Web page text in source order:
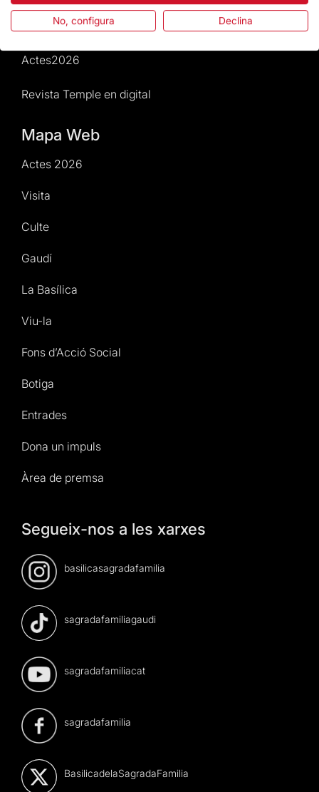
Dona un impuls
Actes2026
Revista Temple en digital
Mapa Web
Actes 2026
Visita
Culte
Gaudí
La Basílica
Viu-la
Fons d’Acció Social
Botiga
Entrades
Dona un impuls
Àrea de premsa
Segueix-nos a les xarxes
basilicasagradafamilia
sagradafamiliagaudi
sagradafamiliacat
sagradafamilia
BasilicadelaSagradaFamilia
No, configura Declina